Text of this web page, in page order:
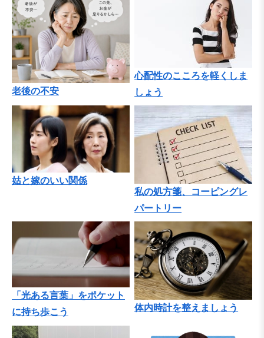
老後の不安
心配性のこころを軽くしま
しょう
姑と嫁のいい関係
私の処方箋、コーピングレ
パートリー
「光ある言葉」をポケット
に持ち歩こう
体内時計を整えましょう